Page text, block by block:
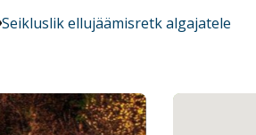
Seikluslik ellujäämisretk algajatele